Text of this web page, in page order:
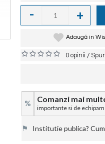
- +
Adaugă in
0 opinii /
% Comanzi mai
importante si de
⚑ Institutie publica?